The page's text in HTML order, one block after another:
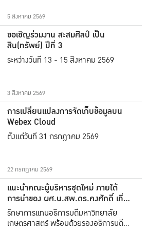
5 สิงหาคม 2569
ขอเชิญร่วมงาน สะสมศิลป์ เป็น
สิน(ทรัพย์) ปีที่ 3
ระหว่างวันที่ 13 - 15 สิงหาคม 2569
3 สิงหาคม 2569
การเปลี่ยนแปลงการจัดเก็บข้อมูลบน
Webex Cloud
ตั้งแต่วันที่ 31 กรกฎาคม 2569
22 กรกฎาคม 2569
แนะนำคณะผู้บริหารชุดใหม่ ภายใต้
การนำของ ผศ.น.สพ.ดร.คงศักดิ์ เที่ยง
ธรรม
รักษาการแทนอธิการบดีมหาวิทยาลัย
เกษตรศาสตร์ พร้อมด้วยรองอธิการบดีทั้ง